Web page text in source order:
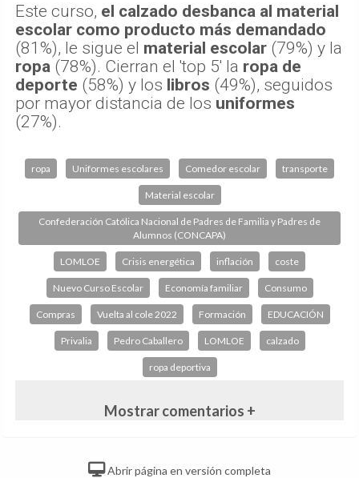
Este curso, el calzado desbanca al material
escolar como producto más demandado
(81%), le sigue el material escolar (79%) y la
ropa (78%). Cierran el 'top 5' la ropa de
deporte (58%) y los libros (49%), seguidos
por mayor distancia de los uniformes
(27%).
ropa Uniformes escolares Comedor escolar transporte
Material escolar
Confederación Católica Nacional de Padres de Familia y Padres de
Alumnos (CONCAPA)
LOMLOE Crisis energética inflación coste
Nuevo Curso Escolar Economía familiar Consumo
Compras Vuelta al cole 2022 Formación EDUCACIÓN
Privalia Pedro Caballero LOMLOE calzado
ropa deportiva
Mostrar comentarios +
Abrir página en versión completa